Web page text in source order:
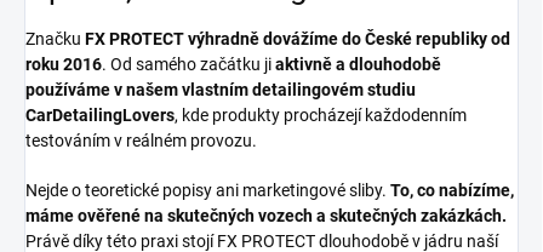
Značku FX PROTECTvýhradně dovážíme do České republiky od
roku 2016. Od samého začátku jiaktivně a dlouhodobě
používáme v našem vlastním detailingovém studiu
CarDetailingLovers, kde produkty procházejí každodenním
testováním v reálném provozu.
Nejde o teoretické popisy ani marketingové sliby. To, co nabízíme,
máme ověřené na skutečných vozech a skutečných zakázkách.
Právě díky této praxi stojí FX PROTECT dlouhodobě v jádru naší